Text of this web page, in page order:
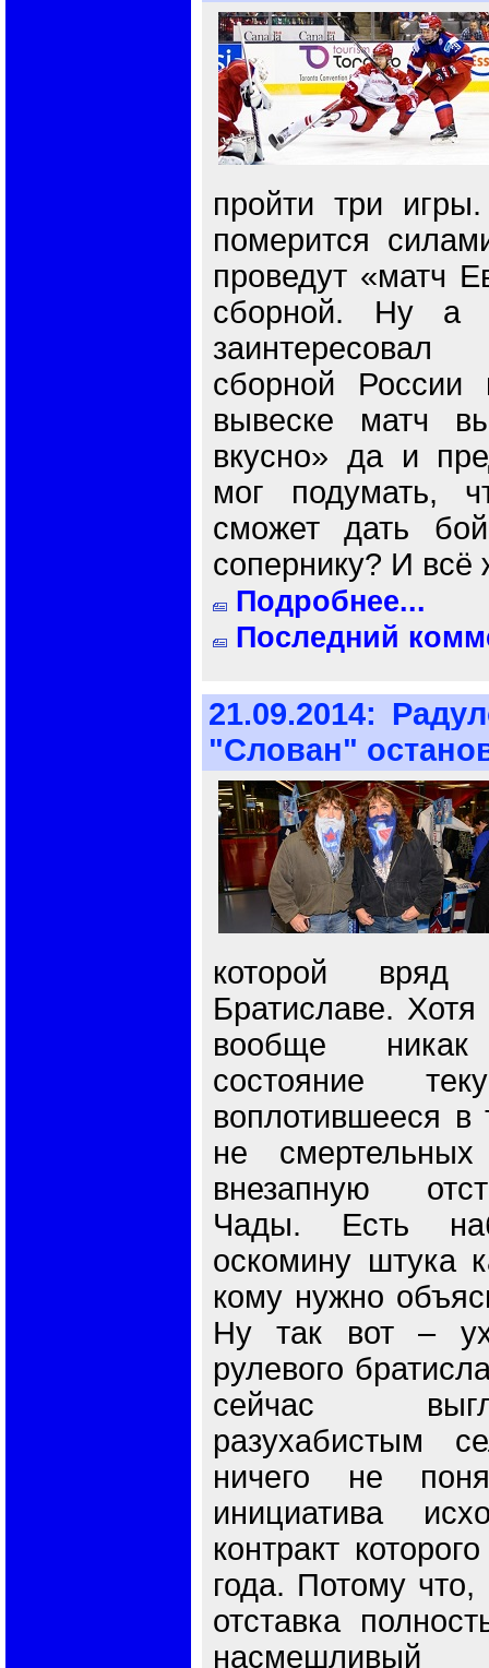
пройти три
померится
проведут «матч
сборной. Ну а
сборной России
вывеске матч
вкусно» да и
мог подумать,
сможет дать
сопернику? И всё
Подробнее...
Последний
21.09.2014:
"Слован"
которой
Братиславе.
вообще
состояние
воплотившееся в
не
внезапную
Чады. Есть
оскомину штука
кому нужно
Ну так вот –
рулевого
сейчас
разухабистым
ничего не
инициатива
контракт
года. Потому что,
отставка